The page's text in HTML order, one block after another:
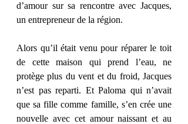
d’amour sur sa rencontre avec Jacques,
un entrepreneur de la région.
Alors qu’il était venu pour réparer le toit
de cette maison qui prend l’eau, ne
protège plus du vent et du froid, Jacques
n’est pas reparti. Et Paloma qui n’avait
que sa fille comme famille, s’en crée une
nouvelle avec cet amour naissant et au